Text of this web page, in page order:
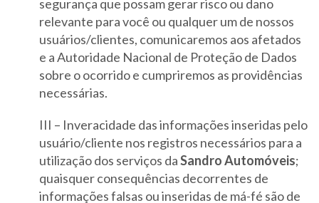
segurança que possam gerar risco ou dano
relevante para você ou qualquer um de nossos
usuários/clientes, comunicaremos aos afetados
e a Autoridade Nacional de Proteção de Dados
sobre o ocorrido e cumpriremos as providências
necessárias.
III – Inveracidade das informações inseridas pelo
usuário/cliente nos registros necessários para a
utilização dos serviços daSandro Automóveis;
quaisquer consequências decorrentes de
informações falsas ou inseridas de má-fé são de